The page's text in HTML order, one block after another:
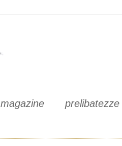
magazine prelibatezze